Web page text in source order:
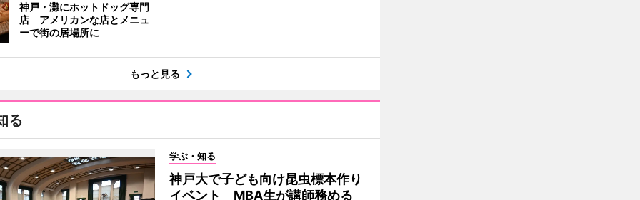
神戸・灘にホットドッグ専門
店 アメリカンな店とメニュ
ーで街の居場所に
もっと見る
る
学ぶ・知る
神戸大で子ども向け昆虫標本作り
イベント MBA生が講師務める